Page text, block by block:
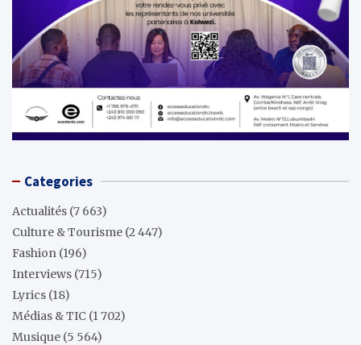
Categories
Actualités (7 663)
Culture & Tourisme (2 447)
Fashion (196)
Interviews (715)
Lyrics (18)
Médias & TIC (1 702)
Musique (5 564)